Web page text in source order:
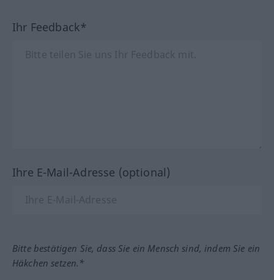
Ihr Feedback*
Ihre E-Mail-Adresse (optional)
Bitte bestätigen Sie, dass Sie ein Mensch sind, indem Sie ein
Häkchen setzen.*